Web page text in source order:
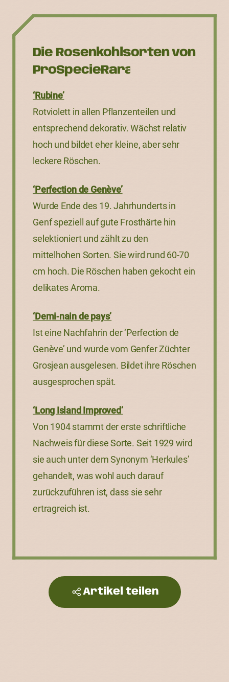
Die Rosenkohlsorten von
ProSpecieRara
‘Rubine’
Rotviolett in allen Pflanzenteilen und
entsprechend dekorativ. Wächst relativ
hoch und bildet eher kleine, aber sehr
leckere Röschen.
‘Perfection de Genève’
Wurde Ende des 19. Jahrhunderts in
Genf speziell auf gute Frosthärte hin
selektioniert und zählt zu den
mittelhohen Sorten. Sie wird rund 60-70
cm hoch. Die Röschen haben gekocht ein
delikates Aroma.
‘Demi-nain de pays’
Ist eine Nachfahrin der ‘Perfection de
Genève’ und wurde vom Genfer Züchter
Grosjean ausgelesen. Bildet ihre Röschen
ausgesprochen spät.
‘Long Island Improved’
Von 1904 stammt der erste schriftliche
Nachweis für diese Sorte. Seit 1929 wird
sie auch unter dem Synonym ‘Herkules’
gehandelt, was wohl auch darauf
zurückzuführen ist, dass sie sehr
ertragreich ist.
Artikel teilen